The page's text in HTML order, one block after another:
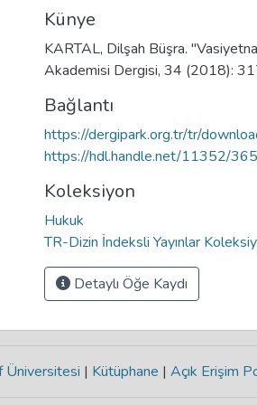
Künye
KARTAL, Dilşah Büşra.
Akademisi Dergisi, 34 (2018):
Bağlantı
https://dergipark.org.tr/tr/
https://hdl.handle.net/11352/
Koleksiyon
Hukuk
TR-Dizin İndeksli Yayınlar
Detaylı Öğe Kaydı
Üniversitesi | Kütüphane | Açık Erişim